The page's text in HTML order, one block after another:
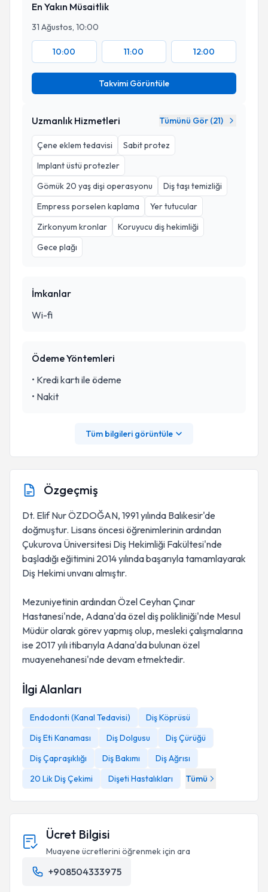
En Yakın Müsaitlik
31 Ağustos, 10:00
10:00 11:00 12:00
Takvimi Görüntüle
Uzmanlık Hizmetleri Tümünü Gör (21)
Çene eklem tedavisi
Sabit protez
Implant üstü protezler
Gömük 20 yaş dişi operasyonu
Diş taşı temizliği
Empress porselen kaplama
Yer tutucular
Zirkonyum kronlar
Koruyucu diş hekimliği
Gece plağı
İmkanlar
Wi-fi
Ödeme Yöntemleri
• Kredi kartı ile ödeme
• Nakit
Tüm bilgileri görüntüle
Özgeçmiş
Dt. Elif Nur ÖZDOĞAN, 1991 yılında Balıkesir'de
doğmuştur. Lisans öncesi öğrenimlerinin ardından
Çukurova Üniversitesi Diş Hekimliği Fakültesi'nde
başladığı eğitimini 2014 yılında başarıyla tamamlayarak
Diş Hekimi unvanı almıştır.
Mezuniyetinin ardından Özel Ceyhan Çınar
Hastanesi'nde, Adana'da özel diş polikliniği'nde Mesul
Müdür olarak görev yapmış olup, mesleki çalışmalarına
ise 2017 yılı itibarıyla Adana'da bulunan özel
muayenehanesi'nde devam etmektedir.
İlgi Alanları
Endodonti (Kanal Tedavisi)
Diş Köprüsü
Diş Eti Kanaması
Diş Dolgusu
Diş Çürüğü
Diş Çapraşıklığı
Diş Bakımı
Diş Ağrısı
20 Lik Diş Çekimi
Dişeti Hastalıkları Tümü
Ücret Bilgisi
Muayene ücretlerini öğrenmek için ara
+908504333975